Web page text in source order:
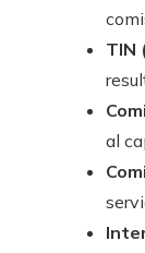
TIN
al